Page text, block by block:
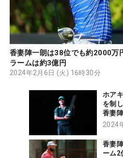
香妻陣一朗は38位でも約2000
ラームは約3億円
2024年2月6日 (火) 16時30分
ホア
を制
香妻
2024
香妻
ーム